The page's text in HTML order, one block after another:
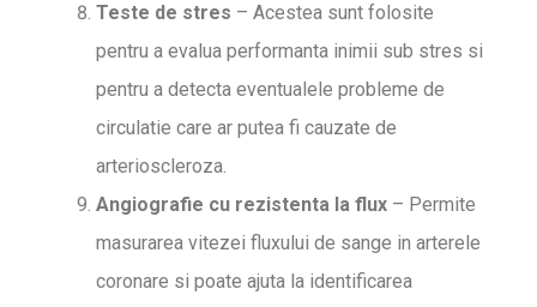
Teste de stres – Acestea sunt folosite
pentru a evalua performanta inimii sub stres si
pentru a detecta eventualele probleme de
circulatie care ar putea fi cauzate de
arterioscleroza.
Angiografie cu rezistenta la flux – Permite
masurarea vitezei fluxului de sange in arterele
coronare si poate ajuta la identificarea